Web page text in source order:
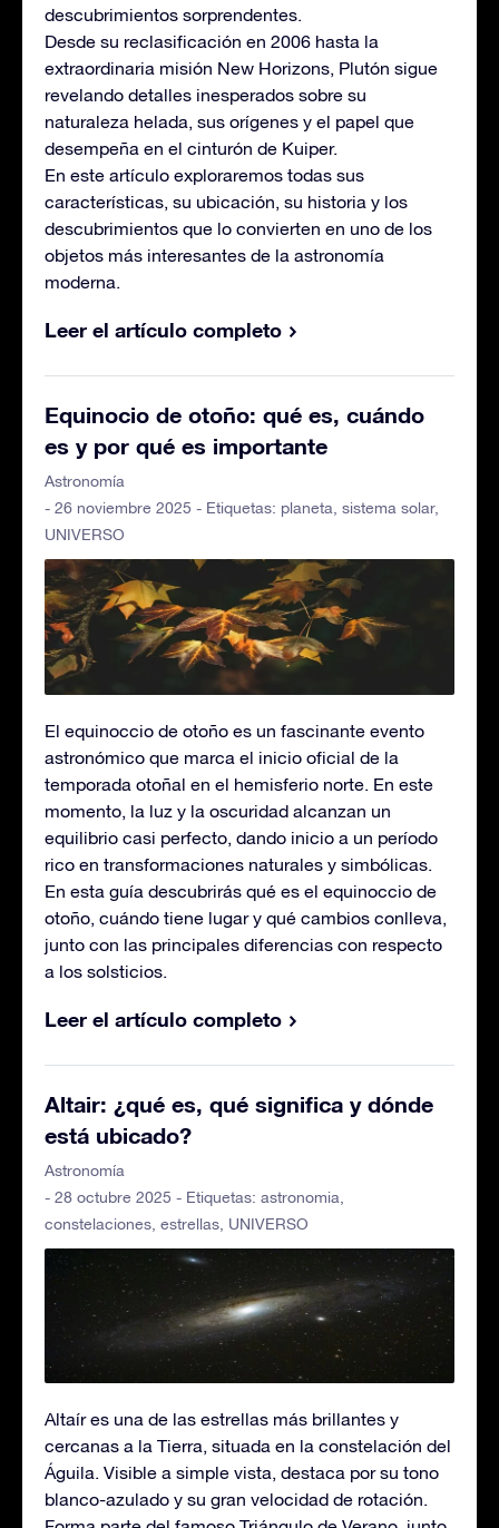
descubrimientos sorprendentes.
Desde su reclasificación en 2006 hasta la
extraordinaria misión New Horizons, Plutón sigue
revelando detalles inesperados sobre su
naturaleza helada, sus orígenes y el papel que
desempeña en el cinturón de Kuiper.
En este artículo exploraremos todas sus
características, su ubicación, su historia y los
descubrimientos que lo convierten en uno de los
objetos más interesantes de la astronomía
moderna.
Leer el artículo completo
Equinocio de otoño: qué es, cuándo
es y por qué es importante
Astronomía
- 26 noviembre 2025 - Etiquetas: planeta, sistema solar,
UNIVERSO
El equinoccio de otoño es un fascinante evento
astronómico que marca el inicio oficial de la
temporada otoñal en el hemisferio norte. En este
momento, la luz y la oscuridad alcanzan un
equilibrio casi perfecto, dando inicio a un período
rico en transformaciones naturales y simbólicas.
En esta guía descubrirás qué es el equinoccio de
otoño, cuándo tiene lugar y qué cambios conlleva,
junto con las principales diferencias con respecto
a los solsticios.
Leer el artículo completo
Altair: ¿qué es, qué significa y dónde
está ubicado?
Astronomía
- 28 octubre 2025 - Etiquetas: astronomia
constelaciones estrellas UNIVERSO
Altaír es una de las estrellas más brillantes y
cercanas a la Tierra, situada en la constelación del
Águila. Visible a simple vista, destaca por su tono
blanco-azulado y su gran velocidad de rotación.